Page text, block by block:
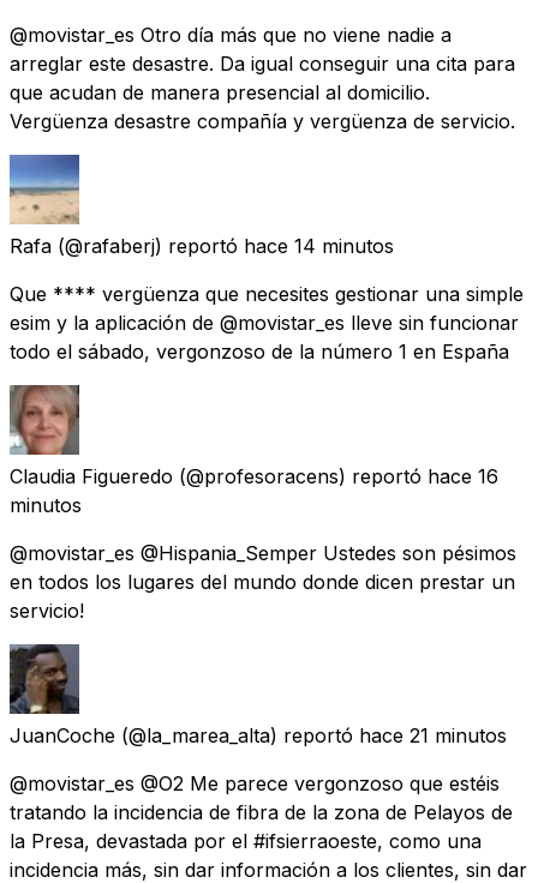
@movistar_es Otro día más que no viene nadie a
arreglar este desastre. Da igual conseguir una cita para
que acudan de manera presencial al domicilio.
Vergüenza desastre compañía y vergüenza de servicio.
Rafa (@rafaberj) reportó hace 14 minutos
Que **** vergüenza que necesites gestionar una simple
esim y la aplicación de @movistar_es lleve sin funcionar
todo el sábado, vergonzoso de la número 1 en España
Claudia Figueredo (@profesoracens) reportó hace 16
minutos
@movistar_es @Hispania_Semper Ustedes son pésimos
en todos los lugares del mundo donde dicen prestar un
servicio!
JuanCoche (@la_marea_alta) reportó hace 21 minutos
@movistar_es @O2 Me parece vergonzoso que estéis
tratando la incidencia de fibra de la zona de Pelayos de
la Presa, devastada por el #ifsierraoeste, como una
incidencia más, sin dar información a los clientes, sin dar